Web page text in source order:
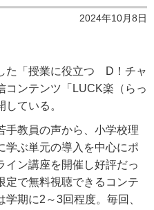
2024年10月8日
た「授業に役立つ D ！チャ
コンテンツ「 LUCK楽（らっ
ている。
手教員の声から、小学校理
学ぶ単元の導入を中心にポ
イン講座を開催し好評だっ
定で無料視聴できるコンテ
学期に2 ～3回程度。毎回、